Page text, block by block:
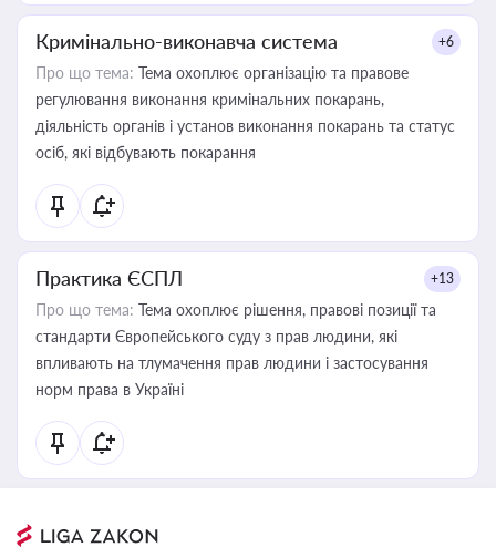
Кримінально-виконавча система +6
Про що тема: Тема охоплює організацію та правове
регулювання виконання кримінальних покарань,
діяльність органів і установ виконання покарань та статус
осіб, які відбувають покарання
Практика ЄСПЛ +13
Про що тема: Тема охоплює рішення, правові позиції та
стандарти Європейського суду з прав людини, які
впливають на тлумачення прав людини і застосування
норм права в Україні